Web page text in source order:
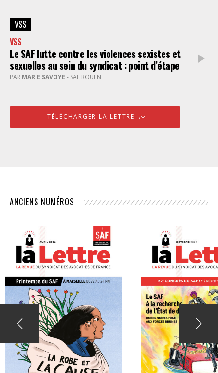
VSS
VSS
Le SAF lutte contre les violences sexistes et
sexuelles au sein du syndicat : point d’étape
PAR MARIE SAVOYE - SAF ROUEN
TÉLÉCHARGER LA LETTRE
ANCIENS NUMÉROS